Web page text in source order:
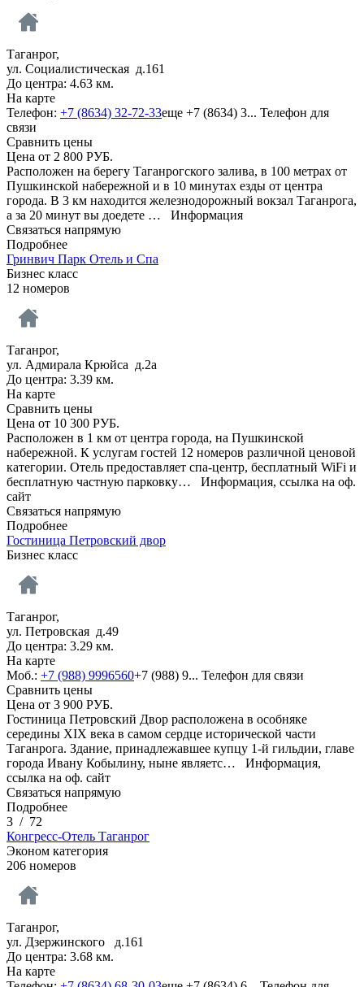
Таганрог,
ул. Социалистическая д.161
До центра: 4.63 км.
На карте
Телефон: +7 (8634) 32-72-33еще +7 (8634) 3... Телефон для
связи
Сравнить цены
Цена от 2 800 РУБ.
Расположен на берегу Таганрогского залива, в 100 метрах от
Пушкинской набережной и в 10 минутах езды от центра
города. В 3 км находится железнодорожный вокзал Таганрога,
а за 20 минут вы доедете … Информация
Связаться напрямую
Подробнее
Гринвич Парк Отель и Спа
Бизнес класс
12 номеров
Таганрог,
ул. Адмирала Крюйса д.2а
До центра: 3.39 км.
На карте
Сравнить цены
Цена от 10 300 РУБ.
Расположен в 1 км от центра города, на Пушкинской
набережной. К услугам гостей 12 номеров различной ценовой
категории. Отель предоставляет спа-центр, бесплатный WiFi и
бесплатную частную парковку… Информация, ссылка на оф.
сайт
Связаться напрямую
Подробнее
Гостиница Петровский двор
Бизнес класс
Таганрог,
ул. Петровская д.49
До центра: 3.29 км.
На карте
Моб.: +7 (988) 9996560+7 (988) 9... Телефон для связи
Сравнить цены
Цена от 3 900 РУБ.
Гостиница Петровский Двор расположена в особняке
середины XIX века в самом сердце исторической части
Таганрога. Здание, принадлежавшее купцу 1-й гильдии, главе
города Ивану Кобылину, ныне являетс… Информация,
ссылка на оф. сайт
Связаться напрямую
Подробнее
3 / 72
Конгресс-Отель Таганрог
Эконом категория
206 номеров
Таганрог,
ул. Дзержинского д.161
До центра: 3.68 км.
На карте